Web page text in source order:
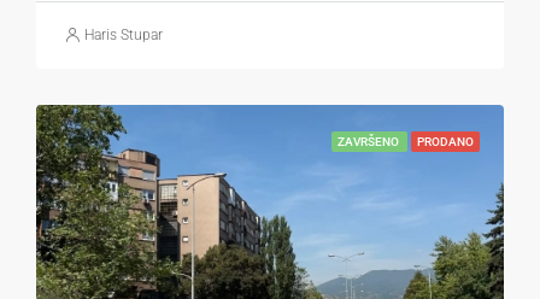
Haris Stupar
ZAVRŠENO PRODANO